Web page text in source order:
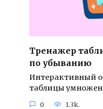
Тренажер
по убыванию
Интерактивный
таблицы
0 1.3k.